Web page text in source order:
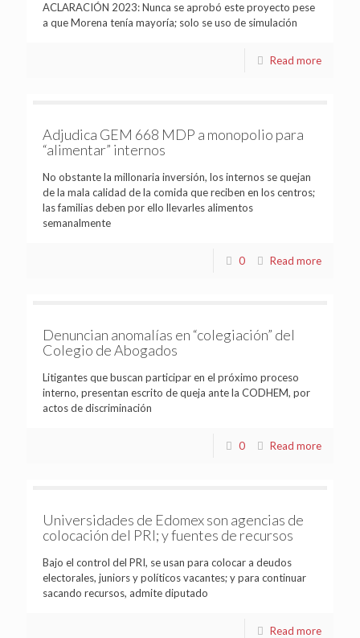
ACLARACIÓN 2023: Nunca se aprobó este proyecto pese
a que Morena tenía mayoría; solo se uso de simulación
Read more
Adjudica GEM 668 MDP a monopolio para
“alimentar” internos
No obstante la millonaria inversión, los internos se quejan
de la mala calidad de la comida que reciben en los centros;
las familias deben por ello llevarles alimentos
semanalmente
0 Read more
Denuncian anomalías en “colegiación” del
Colegio de Abogados
Litigantes que buscan participar en el próximo proceso
interno, presentan escrito de queja ante la CODHEM, por
actos de discriminación
0 Read more
Universidades de Edomex son agencias de
colocación del PRI; y fuentes de recursos
Bajo el control del PRI, se usan para colocar a deudos
electorales, juniors y políticos vacantes; y para continuar
sacando recursos, admite diputado
Read more